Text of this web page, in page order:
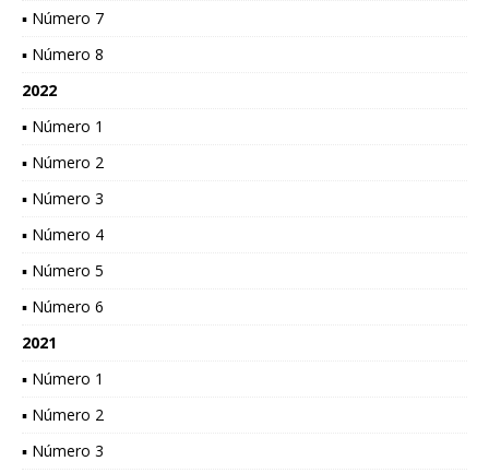
▪ Número 7
▪ Número 8
2022
▪ Número 1
▪ Número 2
▪ Número 3
▪ Número 4
▪ Número 5
▪ Número 6
2021
▪ Número 1
▪ Número 2
▪ Número 3